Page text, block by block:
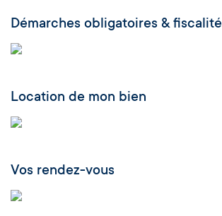
Démarches obligatoires & fiscalité
Location de mon bien
Vos rendez-vous